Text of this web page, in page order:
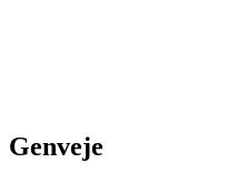
Genveje